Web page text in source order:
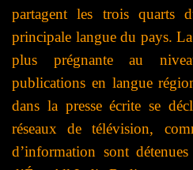
partagent les trois quarts
principale langue du pays.
plus prégnante au
publications en langue
dans la presse écrite se
réseaux de télévision,
d’information sont